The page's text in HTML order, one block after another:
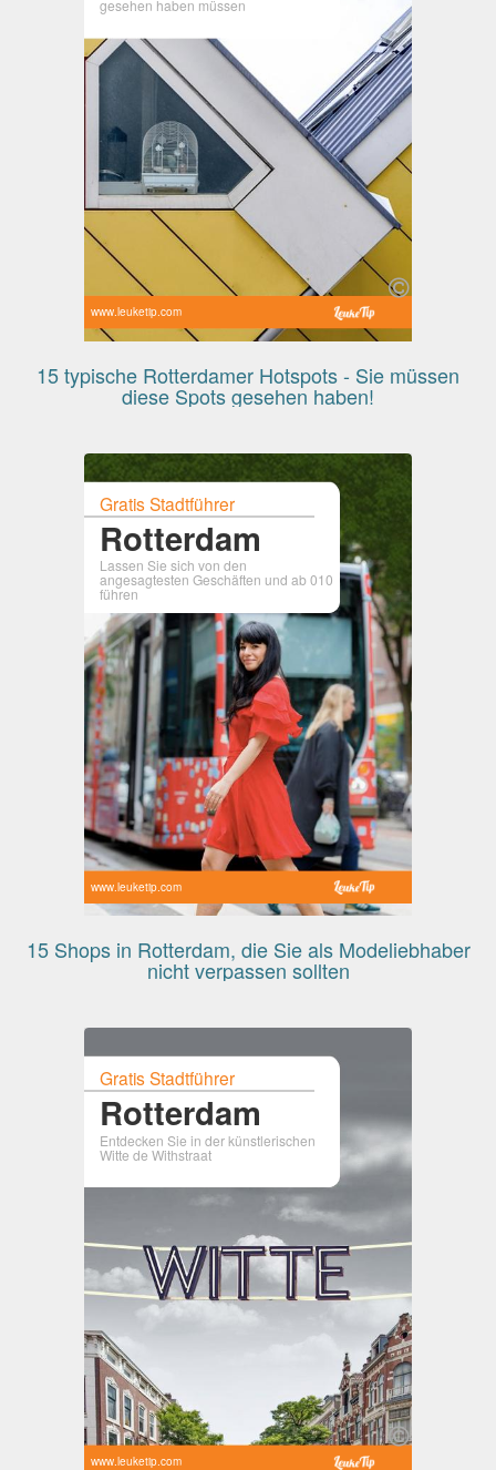
gesehen haben müssen
www.leuketip.com
15 typische Rotterdamer Hotspots - Sie müssen
diese Spots gesehen haben!
Gratis Stadtführer
Rotterdam
Lassen Sie sich von den
angesagtesten Geschäften und ab 010
führen
www.leuketip.com
15 Shops in Rotterdam, die Sie als Modeliebhaber
nicht verpassen sollten
Gratis Stadtführer
Rotterdam
Entdecken Sie in der künstlerischen
Witte de Withstraat
www.leuketip.com